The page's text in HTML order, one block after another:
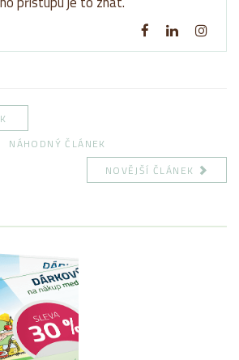
NÁHODNÝ ČLÁNEK
NOVĚJŠÍ ČLÁNEK